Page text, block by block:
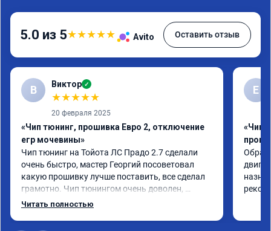
5.0 из 5★★★★★ Avito Оставить отзыв
В Виктор ✓
★★★★★
20 февраля 2025
«Чип тюнинг, прошивка Евро 2, отключение
егр мочевины»
Чип тюнинг на Тойота ЛС Прадо 2.7 сделали
очень быстро, мастер Георгий посоветовал
какую прошивку лучше поставить, все сделал
грамотно. Чип тюнингом очень доволен,
машина ожила немного, отзыв на педаль газа
Читать полностью
Е
«Чип